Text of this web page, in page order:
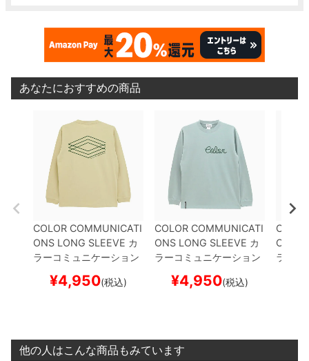
あなたにおすすめの商品
COLOR COMMUNICATI
ONS LONG SLEEVE カ
ラーコミュニケーション
3C DIAMONDSSAN
¥4,950(税込)
COLOR COMMUNICATI
ONS LONG SLEEVE カ
ラーコミュニケーション
HANDWRITE 2SMO
¥4,950(税込)
ONS
ラーコ
他の人はこんな商品もみています